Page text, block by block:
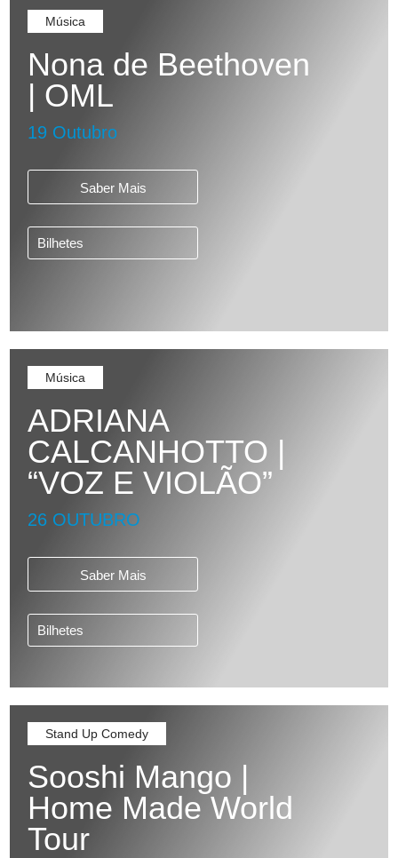
Música
Nona de Beethoven
| OML
19 Outubro
Saber Mais
Bilhetes
Música
ADRIANA
CALCANHOTTO |
“VOZ E VIOLÃO”
26 OUTUBRO
Saber Mais
Bilhetes
Stand Up Comedy
Sooshi Mango |
Home Made World
Tour